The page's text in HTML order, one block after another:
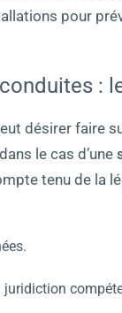
pour
:
désirer faire
le cas d’une
tenu de la
juridiction